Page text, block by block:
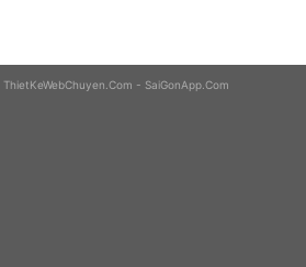
ThietKeWebChuyen.Com - SaiGonApp.Com